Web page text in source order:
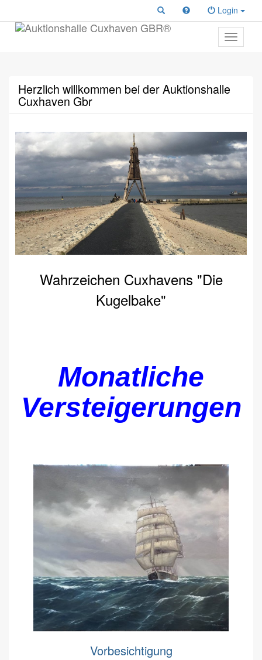
Login
Toggle
primary
Herzlich willkommen bei der Auktionshalle
Cuxhaven Gbr
Wahrzeichen Cuxhavens "Die
Kugelbake"
Monatliche
Versteigerungen
Vorbesichtigung